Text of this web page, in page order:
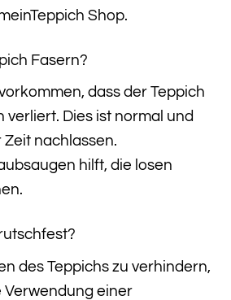
Shop.
Fasern?
dass der Teppich
verliert. Dies ist normal und
nachlassen.
hilft, die losen
des Teppichs zu verhindern,
Verwendung einer